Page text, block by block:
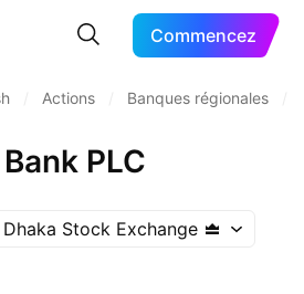
Commencez
Actions Banques régionales
PLC
Dhaka Stock Exchange